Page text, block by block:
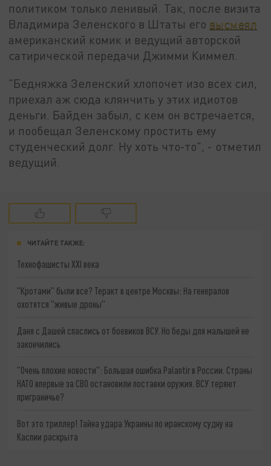
политиком только ленивый. Так, после визита
Владимира Зеленского в Штаты его высмеял
американский комик и ведущий авторской
сатирической передачи Джимми Киммел.
"Бедняжка Зеленский хлопочет изо всех сил,
приехал аж сюда клянчить у этих идиотов
деньги. Байден забыл, с кем он встречается,
и пообещал Зеленскому простить ему
студенческий долг. Ну хоть что-то", - отметил
ведущий.
ЧИТАЙТЕ ТАКЖЕ:
Технофашисты XXI века
"Кротами" были все? Теракт в центре Москвы: На генералов
охотятся "живые дроны"
Даня с Дашей спаслись от боевиков ВСУ. Но беды для малышей не
закончились
"Очень плохие новости": Большая ошибка Palantir в России. Страны
НАТО впервые за СВО остановили поставки оружия. ВСУ теряют
приграничье?
Вот это триллер! Тайна удара Украины по иранскому судну на
Каспии раскрыта